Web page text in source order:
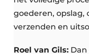
goederen, opslag,
verzenden en
Roel van Gils: